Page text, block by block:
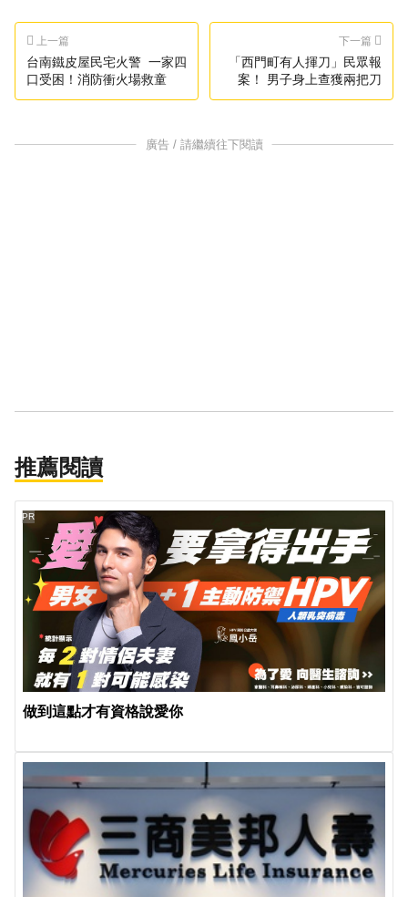
上一篇
台南鐵皮屋民宅火警 一家四
口受困！消防衝火場救童
下一篇
「西門町有人揮刀」民眾報
案！ 男子身上查獲兩把刀
廣告 / 請繼續往下閱讀
推薦閱讀
做到這點才有資格說愛你
PR